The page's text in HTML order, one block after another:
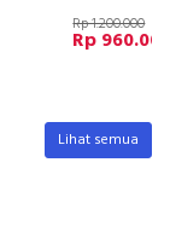
Rp 1.200.000
Rp
Lihat semua